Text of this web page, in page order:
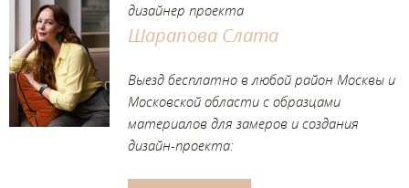
дизайнер проекта
Шарапова Слата
Выезд бесплатно в любой район Москвы и
Московской области с образцами
материалов для замеров и создания
дизайн-проекта: